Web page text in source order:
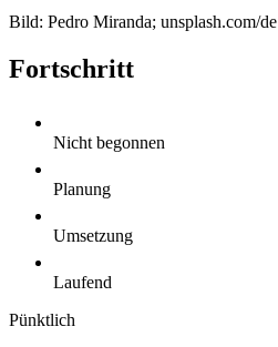
Bild: Pedro Miranda; unsplash.com/de
Fortschritt
Nicht begonnen
Planung
Umsetzung
Laufend
Pünktlich